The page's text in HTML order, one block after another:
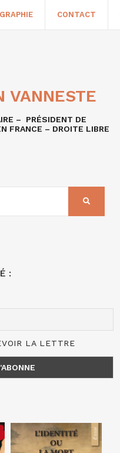
CONTACT
VANNESTE
– PRÉSIDENT DE
FRANCE – DROITE LIBRE
:
LA LETTRE